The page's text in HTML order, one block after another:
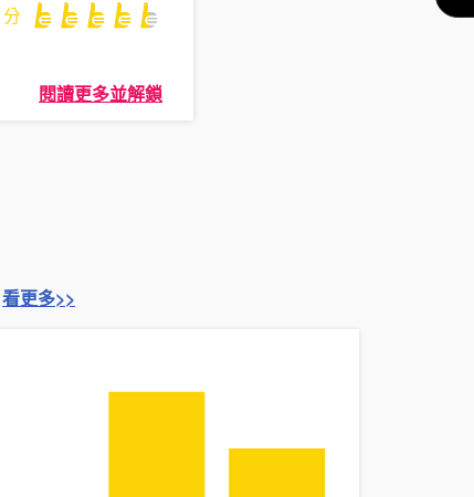
分
閱讀更多並解鎖
看更多>>